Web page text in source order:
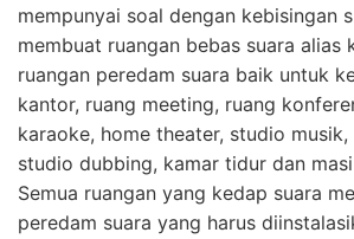
mempunyai soal dengan kebisingan
membuat ruangan bebas suara alias
ruangan peredam suara baik untuk
kantor, ruang meeting, ruang
karaoke, home theater, studio
studio dubbing, kamar tidur dan
Semua ruangan yang kedap suara
peredam suara yang harus